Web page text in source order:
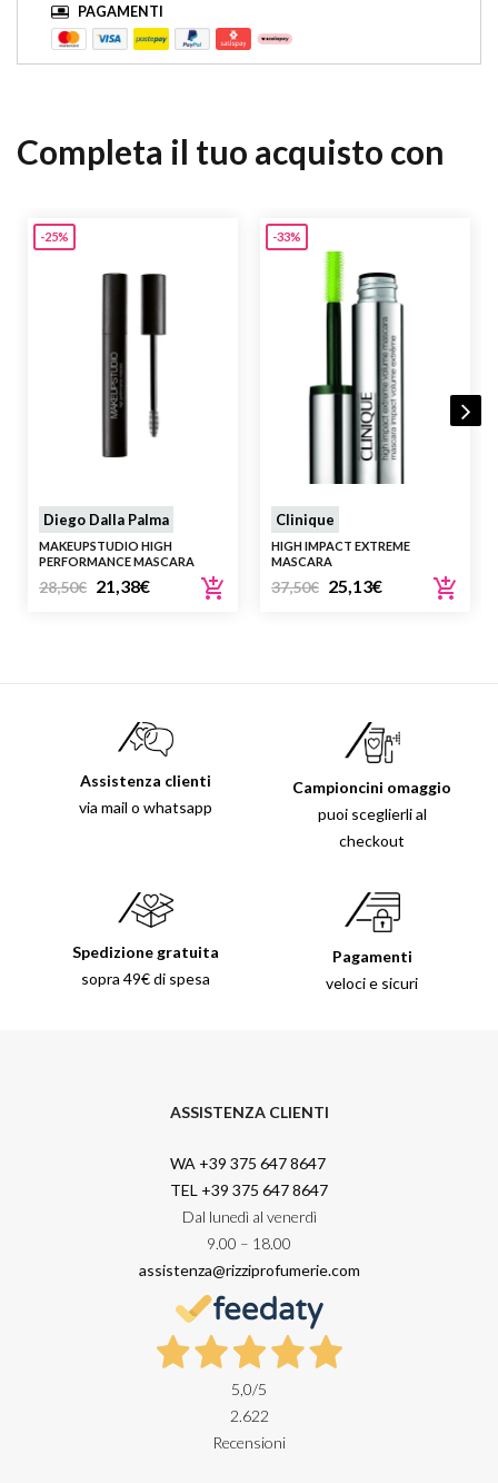
PAGAMENTI
Completa il tuo acquisto con
-25%
Diego Dalla Palma
MAKEUPSTUDIO HIGH
PERFORMANCE MASCARA
28,50€ 21,38€
-33%
Clinique
HIGH IMPACT EXTREME
MASCARA
37,50€ 25,13€
Assistenza clienti
via mail o whatsapp
Campioncini omaggio
puoi sceglierli al
checkout
Spedizione gratuita
sopra 49€ di spesa
Pagamenti
veloci e sicuri
ASSISTENZA CLIENTI
WA +39 375 647 8647
TEL +39 375 647 8647
Dal lunedì al venerdì
9.00 – 18.00
assistenza@rizziprofumerie.com
5,0/5
2.622
Recensioni